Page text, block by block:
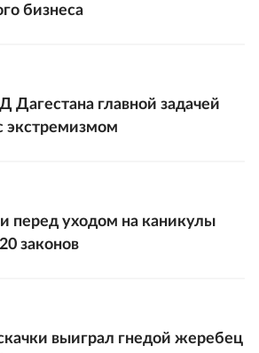
бизнеса
Дагестана главной задачей
экстремизмом
перед уходом на каникулы
законов
выиграл гнедой жеребец